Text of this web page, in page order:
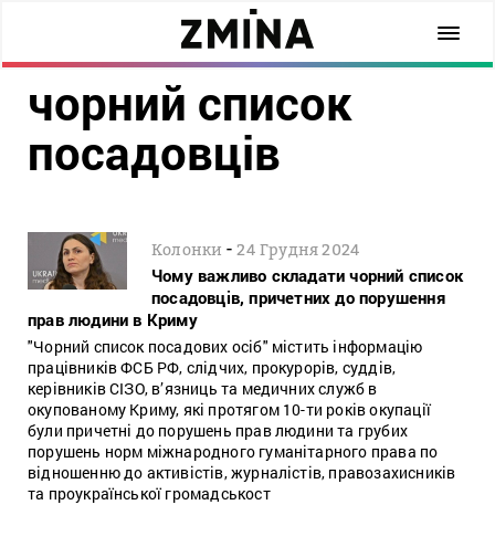
чорний список
посадовців
Колонки -24 Грудня 2024
Чому важливо складати чорний список
посадовців, причетних до порушення
прав людини в Криму
"Чорний список посадових осіб" містить інформацію
працівників ФСБ РФ, слідчих, прокурорів, суддів,
керівників СІЗО, в’язниць та медичних служб в
окупованому Криму, які протягом 10-ти років окупації
були причетні до порушень прав людини та грубих
порушень норм міжнародного гуманітарного права по
відношенню до активістів, журналістів, правозахисників
та проукраїнської громадськост